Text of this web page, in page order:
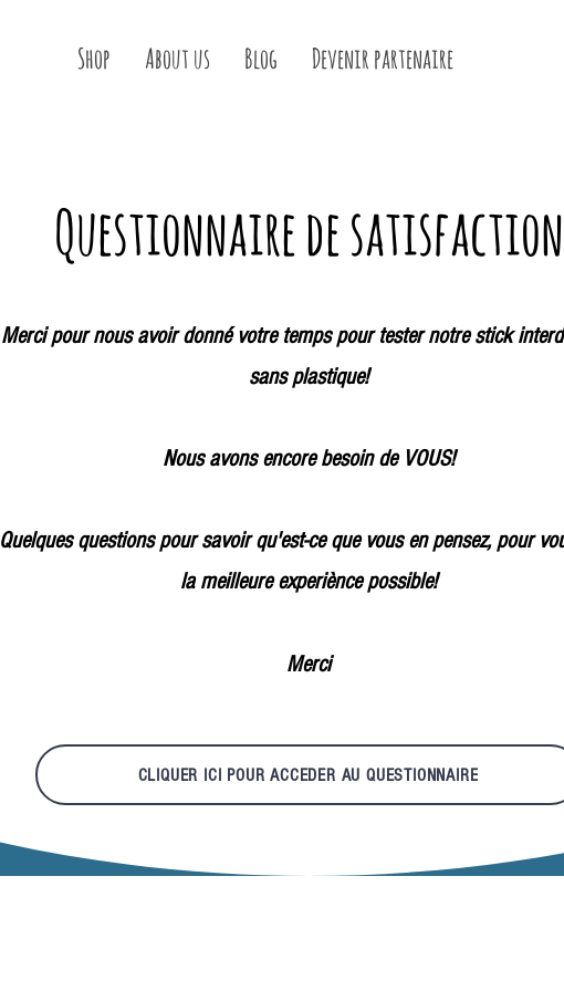
Shop About us Blog Devenir partenaire
Questionnaire de satisfaction
Merci pour nous avoir donné votre temps pour tester notre stick
sans plastique!
Nous avons encore besoin de VOUS!
Quelques questions pour savoir qu'est-ce que vous en pensez, pour
la meilleure experiènce possible!
Merci
CLIQUER ICI POUR ACCEDER AU QUESTIONNAIRE